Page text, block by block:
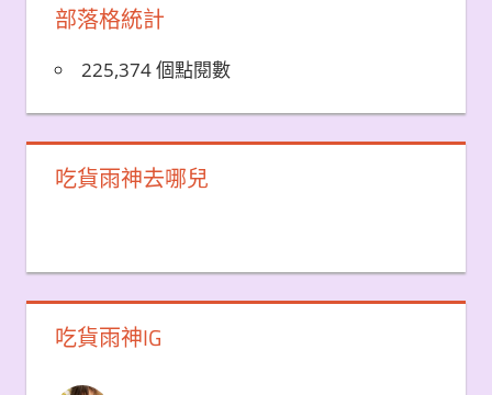
部落格統計
225,374 個點閱數
吃貨雨神去哪兒
吃貨雨神IG